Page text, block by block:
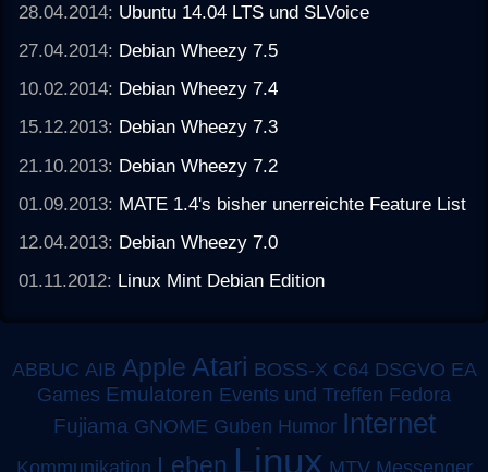
28.04.2014: Ubuntu 14.04 LTS und SLVoice
27.04.2014: Debian Wheezy 7.5
10.02.2014: Debian Wheezy 7.4
15.12.2013: Debian Wheezy 7.3
21.10.2013: Debian Wheezy 7.2
01.09.2013: MATE 1.4's bisher unerreichte Feature List
12.04.2013: Debian Wheezy 7.0
01.11.2012: Linux Mint Debian Edition
ABBUC AIB Apple Atari BOSS-X C64 DSGVO EA
Games Emulatoren Events und Treffen Fedora
Fujiama GNOME Guben Humor Internet
Kommunikation Leben Linux MTV Messenger